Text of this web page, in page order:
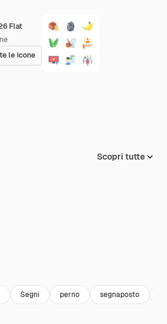
Flat
le icone
Scopri tutte
Segni perno segnaposto